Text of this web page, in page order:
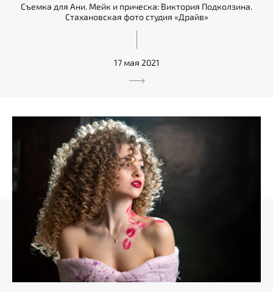
Съемка для Ани. Мейк и прическа: Виктория Подколзина.
Стахановская фото студия «Драйв»
17 мая 2021